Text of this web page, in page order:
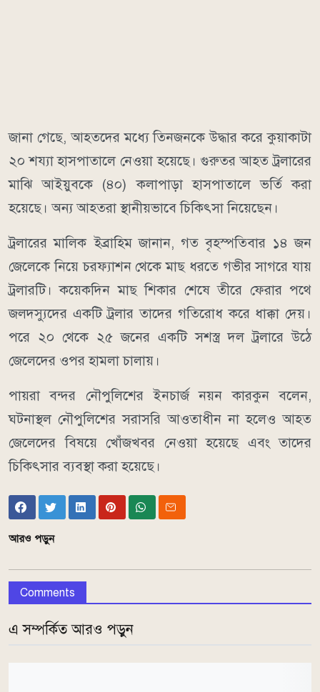
জানা গেছে, আহতদের মধ্যে তিনজনকে উদ্ধার করে কুয়াকাটা
২০ শয্যা হাসপাতালে নেওয়া হয়েছে। গুরুতর আহত ট্রলারের
মাঝি আইয়ুবকে (৪০) কলাপাড়া হাসপাতালে ভর্তি করা
হয়েছে। অন্য আহতরা স্থানীয়ভাবে চিকিৎসা নিয়েছেন।
ট্রলারের মালিক ইব্রাহিম জানান, গত বৃহস্পতিবার ১৪ জন
জেলেকে নিয়ে চরফ্যাশন থেকে মাছ ধরতে গভীর সাগরে যায়
ট্রলারটি। কয়েকদিন মাছ শিকার শেষে তীরে ফেরার পথে
জলদস্যুদের একটি ট্রলার তাদের গতিরোধ করে ধাক্কা দেয়।
পরে ২০ থেকে ২৫ জনের একটি সশস্ত্র দল ট্রলারে উঠে
জেলেদের ওপর হামলা চালায়।
পায়রা বন্দর নৌপুলিশের ইনচার্জ নয়ন কারকুন বলেন,
ঘটনাস্থল নৌপুলিশের সরাসরি আওতাধীন না হলেও আহত
জেলেদের বিষয়ে খোঁজখবর নেওয়া হয়েছে এবং তাদের
চিকিৎসার ব্যবস্থা করা হয়েছে।
আরও পড়ুন
Comments
এ সম্পর্কিত আরও পড়ুন